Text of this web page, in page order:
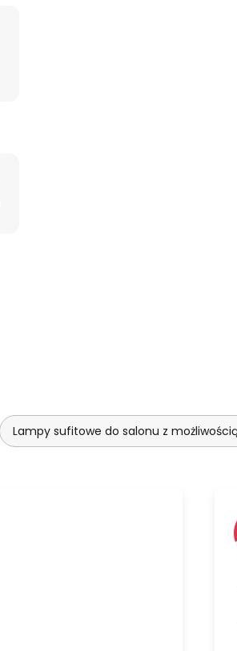
Lampy sufitowe do salonu z